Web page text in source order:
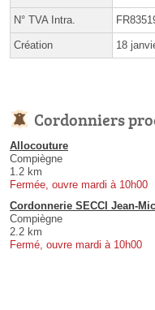
N° TVA Intra.
Création 18
Cordonniers
Allocouture
Compiègne
1.2 km
Fermée, ouvre mardi à 10h00
Cordonnerie SECCI Jean-
Compiègne
2.2 km
Fermé, ouvre mardi à 10h00